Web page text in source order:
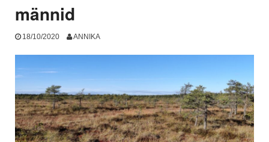
männid
18/10/2020 ANNIKA